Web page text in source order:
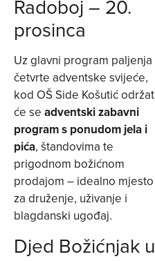
Radoboj – 20.
prosinca
Uz glavni program paljenja
četvrte adventske svijeće,
kod OŠ Side Košutić održat
će se adventski zabavni
program s ponudom jela i
pića, štandovima te
prigodnom božićnom
prodajom – idealno mjesto
za druženje, uživanje i
blagdanski ugođaj.
Djed Božićnjak u